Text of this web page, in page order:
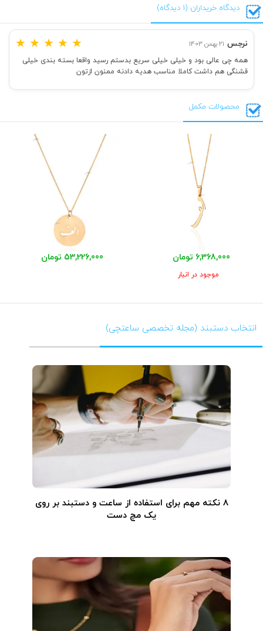
دیدگاه خریداران (1 دیدگاه)
نرجس 21 بهمن 1403 ★ ★ ★ ★ ★
همه چی عالی بود و خیلی خیلی سریع بدستم رسید واقعا بسته بندی خیلی
قشنگی هم داشت کاملا مناسب هدیه دادنه ممنون ازتون
محصولات مکمل
6,368,000 تومان
موجود در انبار
53,226,000 تومان
انتخاب دستبند (مجله تخصصی ساعتچی)
۸ نکته مهم برای استفاده از ساعت و دستبند بر روی
یک مچ دست